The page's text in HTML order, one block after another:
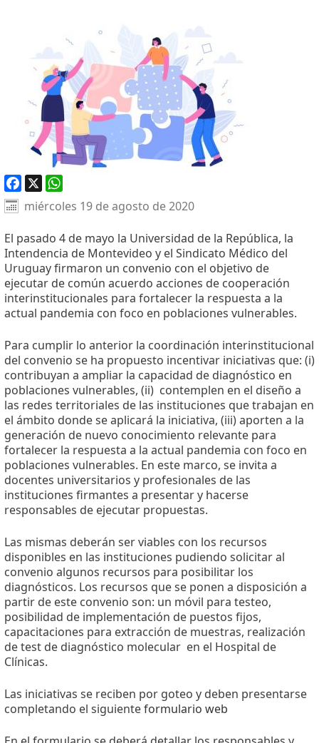
Facebook
X WhatsApp
miércoles 19 de agosto de 2020
El pasado 4 de mayo la Universidad de la República, la
Intendencia de Montevideo y el Sindicato Médico del
Uruguay firmaron un convenio con el objetivo de
ejecutar de común acuerdo acciones de cooperación
interinstitucionales para fortalecer la respuesta a la
actual pandemia con foco en poblaciones vulnerables.
Para cumplir lo anterior la coordinación interinstitucional
del convenio se ha propuesto incentivar iniciativas que: (i)
contribuyan a ampliar la capacidad de diagnóstico en
poblaciones vulnerables, (ii) contemplen en el diseño a
las redes territoriales de las instituciones que trabajan en
el ámbito donde se aplicará la iniciativa, (iii) aporten a la
generación de nuevo conocimiento relevante para
fortalecer la respuesta a la actual pandemia con foco en
poblaciones vulnerables. En este marco, se invita a
docentes universitarios y profesionales de las
instituciones firmantes a presentar y hacerse
responsables de ejecutar propuestas.
Las mismas deberán ser viables con los recursos
disponibles en las instituciones pudiendo solicitar al
convenio algunos recursos para posibilitar los
diagnósticos. Los recursos que se ponen a disposición a
partir de este convenio son: un móvil para testeo,
posibilidad de implementación de puestos fijos,
capacitaciones para extracción de muestras, realización
de test de diagnóstico molecular en el Hospital de
Clínicas.
Las iniciativas se reciben por goteo y deben presentarse
completando el siguienteformulario web